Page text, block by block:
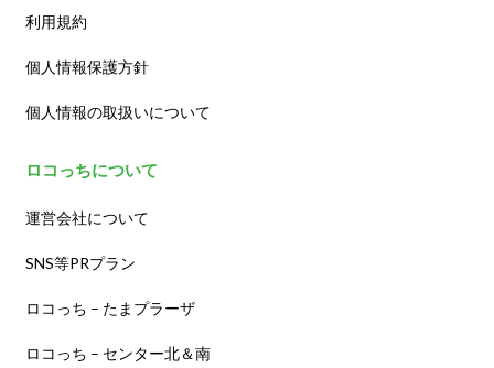
利用規約
個人情報保護方針
個人情報の取扱いについて
ロコっちについて
運営会社について
SNS等PRプラン
ロコっち – たまプラーザ
ロコっち – センター北＆南